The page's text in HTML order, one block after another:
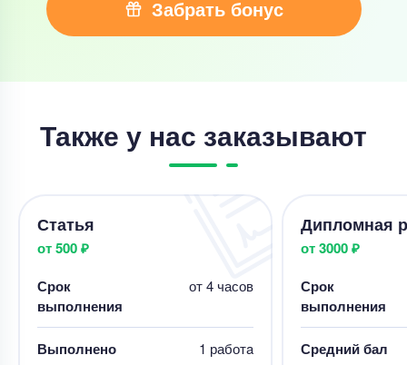
Забрать бонус
Также у нас заказывают
Статья
от 500 ₽
Срок
выполнения
от 4 часов
Выполнено 1 работa
Дипломная
от 3000 ₽
Срок
выполнения
Средний бал